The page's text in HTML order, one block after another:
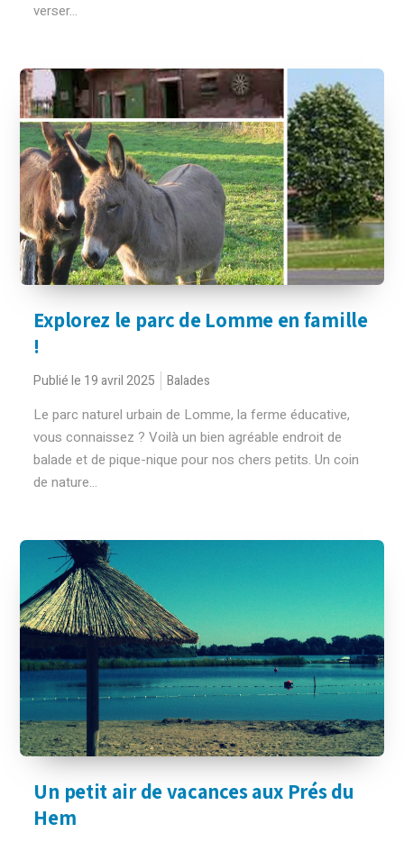
verser...
Explorez le parc de Lomme en famille
!
Publié le 19 avril 2025 Balades
Le parc naturel urbain de Lomme, la ferme éducative,
vous connaissez ? Voilà un bien agréable endroit de
balade et de pique-nique pour nos chers petits. Un coin
de nature...
Un petit air de vacances aux Prés du
Hem